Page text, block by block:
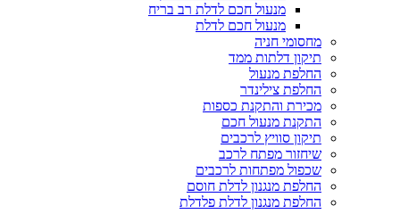
מנעול חכם לדלת רב בריח
מנעול חכם לדלת
מחסומי חניה
תיקון דלתות ממד
החלפת מנעול
החלפת צילינדר
מכירת והתקנת כספות
התקנת מנעול חכם
תיקון סוויץ לרכבים
שיחזור מפתח לרכב
שכפול מפתחות לרכבים
החלפת מנגנון לדלת חוסם
החלפת מנגנון לדלת פלדלת